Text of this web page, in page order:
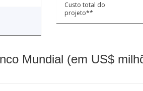
Custo total do
projeto**
Mundial (em US$